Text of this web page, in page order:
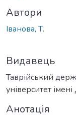
Автори
Іванова, Т.
Видавець
Таврійський
університет
Анотація